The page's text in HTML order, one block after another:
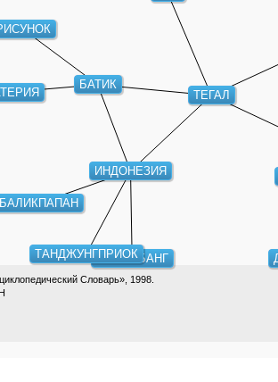
ТЕГАЛ
БАТИК
ИНДОНЕЗИЯ
БАЛИКПАПАН
ПАЛЕМБАНГ
ТАНДЖУНГПРИОК
Словарь», 1998.